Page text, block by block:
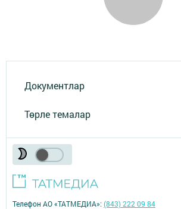
Документлар
Төрле темалар
Телефон АО «ТАТМЕДИА»:(843) 222 09 84